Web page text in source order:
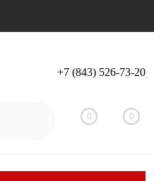
Вход Регистрация
+7 (843) 526-73-20
0 0